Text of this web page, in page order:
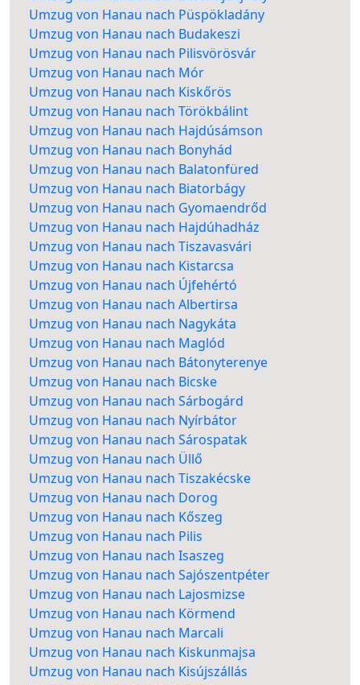
Umzug von Hanau nach Püspökladány
Umzug von Hanau nach Budakeszi
Umzug von Hanau nach Pilisvörösvár
Umzug von Hanau nach Mór
Umzug von Hanau nach Kiskőrös
Umzug von Hanau nach Törökbálint
Umzug von Hanau nach Hajdúsámson
Umzug von Hanau nach Bonyhád
Umzug von Hanau nach Balatonfüred
Umzug von Hanau nach Biatorbágy
Umzug von Hanau nach Gyomaendrőd
Umzug von Hanau nach Hajdúhadház
Umzug von Hanau nach Tiszavasvári
Umzug von Hanau nach Kistarcsa
Umzug von Hanau nach Újfehértó
Umzug von Hanau nach Albertirsa
Umzug von Hanau nach Nagykáta
Umzug von Hanau nach Maglód
Umzug von Hanau nach Bátonyterenye
Umzug von Hanau nach Bicske
Umzug von Hanau nach Sárbogárd
Umzug von Hanau nach Nyírbátor
Umzug von Hanau nach Sárospatak
Umzug von Hanau nach Üllő
Umzug von Hanau nach Tiszakécske
Umzug von Hanau nach Dorog
Umzug von Hanau nach Kőszeg
Umzug von Hanau nach Pilis
Umzug von Hanau nach Isaszeg
Umzug von Hanau nach Sajószentpéter
Umzug von Hanau nach Lajosmizse
Umzug von Hanau nach Körmend
Umzug von Hanau nach Marcali
Umzug von Hanau nach Kiskunmajsa
Umzug von Hanau nach Kisújszállás